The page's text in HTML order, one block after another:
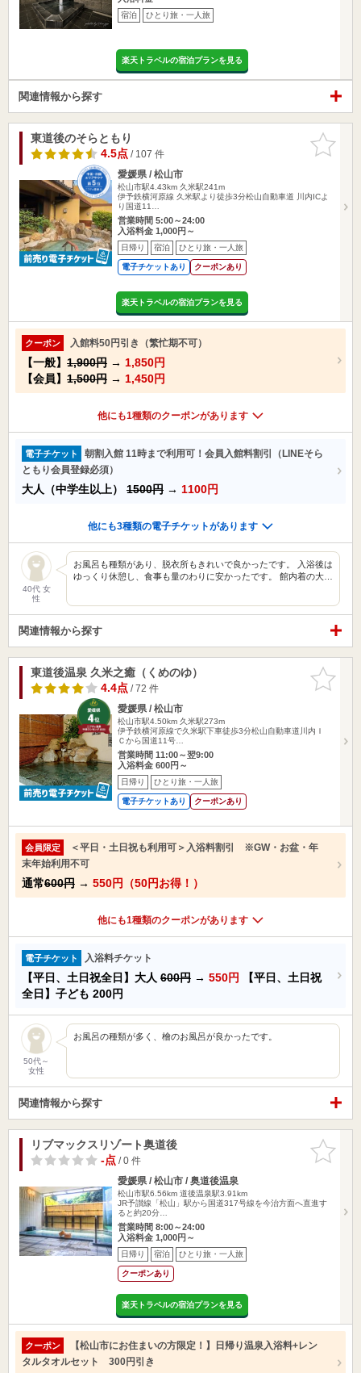
宿泊 ひとり旅・一人旅
楽天トラベルの宿泊プランを見る
関連情報から探す
お気に入
りに追加
東道後のそらともり
4.5点/ 107 件
愛媛県 / 松山市
松山市駅4.43km 久米駅241m
伊予鉄横河原線 久米駅より徒歩3分松山自動車道 川内ICよ
り国道11…
営業時間 5:00～24:00
入浴料金 1,000円～
日帰り 宿泊 ひとり旅・一人旅
電子チケットあり クーポンあり
楽天トラベルの宿泊プランを見る
クーポン 入館料50円引き（繁忙期不可）
【一般】 1,900円 → 1,850円
【会員】 1,500円 → 1,450円
他にも1種類のクーポンがあります
電子チケット
朝割入館 11時まで利用可！会員入館料割引（LINEそら
ともり会員登録必須）
大人（中学生以上） 1500円 → 1100円
他にも3種類の電子チケットがあります
40代 女
性
お風呂も種類があり、脱衣所もきれいで良かったです。 入浴後は
ゆっくり休憩し、食事も量のわりに安かったです。 館内着の大…
関連情報から探す
お気に入
りに追加
東道後温泉 久米之癒（くめのゆ）
4.4点/ 72 件
愛媛県 / 松山市
松山市駅4.50km 久米駅273m
伊予鉄横河原線で久米駅下車徒歩3分松山自動車道川内Ｉ
Ｃから国道11号…
営業時間 11:00～翌9:00
入浴料金 600円～
日帰り ひとり旅・一人旅
電子チケットあり クーポンあり
会員限定
＜平日・土日祝も利用可＞入浴料割引 ※GW・お盆・年
末年始利用不可
通常600円 → 550円（50円お得！）
他にも1種類のクーポンがあります
電子チケット 入浴料チケット
【平日、土日祝全日】大人 600円 → 550円
【平日、土日祝
全日】子ども 200円
50代～
女性
お風呂の種類が多く、檜のお風呂が良かったです。
関連情報から探す
お気に入
りに追加
リブマックスリゾート奥道後
-点/ 0 件
愛媛県 / 松山市 / 奥道後温泉
松山市駅6.56km 道後温泉駅3.91km
JR予讃線「松山」駅から国道317号線を今治方面へ直進す
ると約20分…
営業時間 8:00～24:00
入浴料金 1,000円～
日帰り 宿泊 ひとり旅・一人旅
クーポンあり
楽天トラベルの宿泊プランを見る
クーポン
【松山市にお住まいの方限定！】日帰り温泉入浴料+レン
タルタオルセット 300円引き